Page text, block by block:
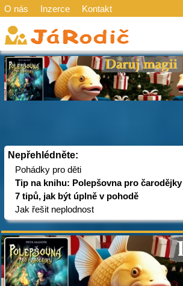
O nás Inzerce Kontakt
Nepřehlédněte:
Pohádky pro děti
Tip na knihu: Polepšovna pro čarodějky
7 tipů, jak být úplně v pohodě
Jak řešit neplodnost